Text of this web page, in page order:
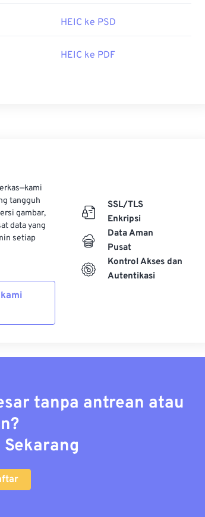
HEIC ke PSD
HEIC ke PDF
tangguh
gambar,
data yang
setiap
SSL/TLS
Enkripsi
Data Aman
Pusat
Kontrol Akses dan
Autentikasi
tanpa antrean atau